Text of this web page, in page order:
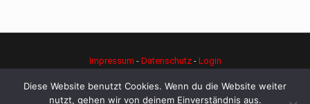
Impressum - Datenschutz- Login
Diese Website benutzt Cookies. Wenn du die Website weiter
nutzt, gehen wir von deinem Einverständnis aus.